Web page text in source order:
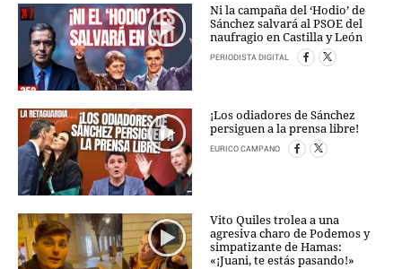
Ni la campaña del ‘Hodio’ de
Sánchez salvará al PSOE del
naufragio en Castilla y León
PERIODISTA DIGITAL
¡Los odiadores de Sánchez
persiguen a la prensa libre!
EURICO CAMPANO
Vito Quiles trolea a una
agresiva charo de Podemos y
simpatizante de Hamas:
«¡Juani, te estás pasando!»